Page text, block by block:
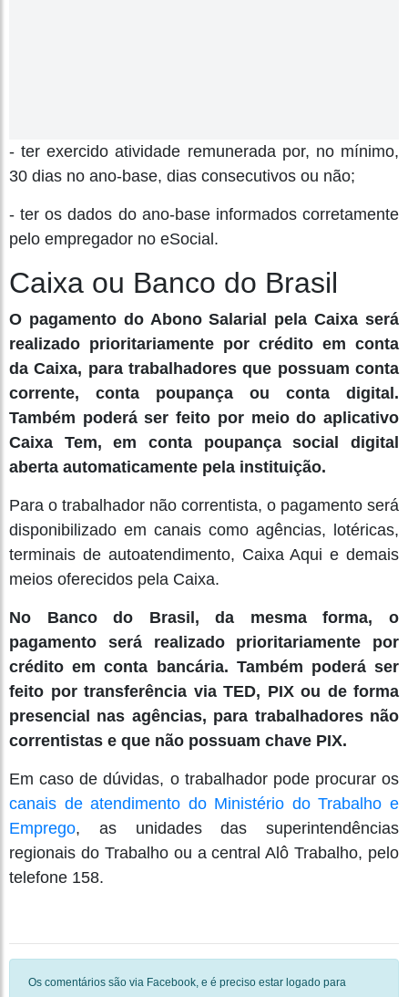
- ter exercido atividade remunerada por, no mínimo,
30 dias no ano-base, dias consecutivos ou não;
- ter os dados do ano-base informados corretamente
pelo empregador no eSocial.
Caixa ou Banco do Brasil
O pagamento do Abono Salarial pela Caixa será
realizado prioritariamente por crédito em conta
da Caixa, para trabalhadores que possuam conta
corrente, conta poupança ou conta digital.
Também poderá ser feito por meio do aplicativo
Caixa Tem, em conta poupança social digital
aberta automaticamente pela instituição.
Para o trabalhador não correntista, o pagamento será
disponibilizado em canais como agências, lotéricas,
terminais de autoatendimento, Caixa Aqui e demais
meios oferecidos pela Caixa.
No Banco do Brasil, da mesma forma, o
pagamento será realizado prioritariamente por
crédito em conta bancária. Também poderá ser
feito por transferência via TED, PIX ou de forma
presencial nas agências, para trabalhadores não
correntistas e que não possuam chave PIX.
Em caso de dúvidas, o trabalhador pode procurar os
canais de atendimento do Ministério do Trabalho e
Emprego, as unidades das superintendências
regionais do Trabalho ou a central Alô Trabalho, pelo
telefone 158.
Os comentários são via Facebook, e é preciso estar logado para